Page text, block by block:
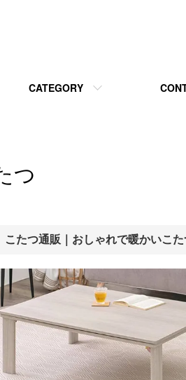
CATEGORY
つ
こたつ通販｜おしゃれで暖かいこ